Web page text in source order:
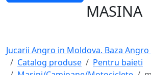
MASINA
Jucarii Angro in Moldova. Baza
Catalog produse
Pentru baieti